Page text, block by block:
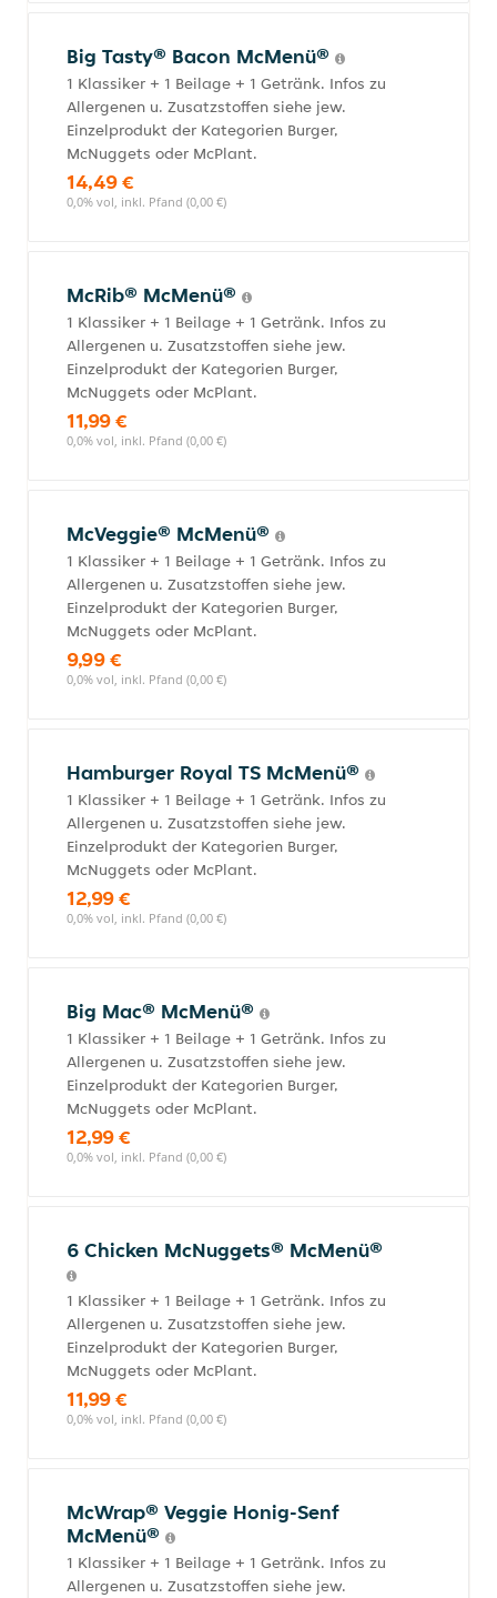
Big Tasty® Bacon McMenü®
1 Klassiker + 1 Beilage + 1 Getränk. Infos zu
Allergenen u. Zusatzstoffen siehe jew.
Einzelprodukt der Kategorien Burger,
McNuggets oder McPlant.
14,49 €
0,0% vol, inkl. Pfand (0,00 €)
McRib® McMenü®
1 Klassiker + 1 Beilage + 1 Getränk. Infos zu
Allergenen u. Zusatzstoffen siehe jew.
Einzelprodukt der Kategorien Burger,
McNuggets oder McPlant.
11,99 €
0,0% vol, inkl. Pfand (0,00 €)
McVeggie® McMenü®
1 Klassiker + 1 Beilage + 1 Getränk. Infos zu
Allergenen u. Zusatzstoffen siehe jew.
Einzelprodukt der Kategorien Burger,
McNuggets oder McPlant.
9,99 €
0,0% vol, inkl. Pfand (0,00 €)
Hamburger Royal TS McMenü®
1 Klassiker + 1 Beilage + 1 Getränk. Infos zu
Allergenen u. Zusatzstoffen siehe jew.
Einzelprodukt der Kategorien Burger,
McNuggets oder McPlant.
12,99 €
0,0% vol, inkl. Pfand (0,00 €)
Big Mac® McMenü®
1 Klassiker + 1 Beilage + 1 Getränk. Infos zu
Allergenen u. Zusatzstoffen siehe jew.
Einzelprodukt der Kategorien Burger,
McNuggets oder McPlant.
12,99 €
0,0% vol, inkl. Pfand (0,00 €)
6 Chicken McNuggets® McMenü®
1 Klassiker + 1 Beilage + 1 Getränk. Infos zu
Allergenen u. Zusatzstoffen siehe jew.
Einzelprodukt der Kategorien Burger,
McNuggets oder McPlant.
11,99 €
0,0% vol, inkl. Pfand (0,00 €)
McWrap® Veggie Honig-Senf
McMenü®
1 Klassiker + 1 Beilage + 1 Getränk. Infos zu
Allergenen u. Zusatzstoffen siehe jew.